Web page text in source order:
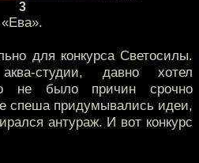
3
«Ева».
для конкурса Светосилы.
студии, давно хотел
не было причин срочно
спеша придумывались идеи,
антураж. И вот конкурс